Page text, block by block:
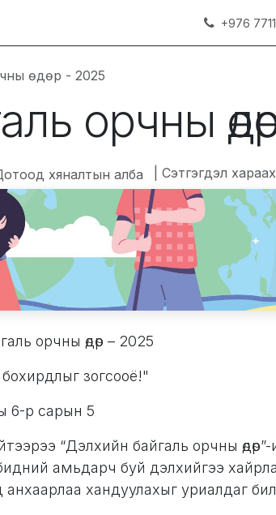
+976
өдөр - 2025
орчны
хяналтын алба | Сэтгэгдэл
орчны өдөр – 2025
зогсооё!"
6-р сарын 5
“Дэлхийн байгаль орчны өдөр”-
амьдарч буй дэлхийгээ
хандуулахыг уриалдаг